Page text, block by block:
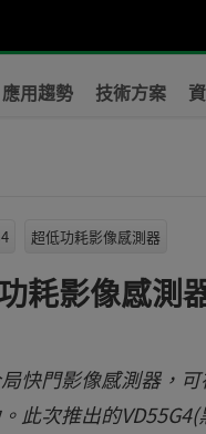
應用趨勢 技術方案
超低功耗影像感測器
耗影像感
快門影像感測器，
此次推出的